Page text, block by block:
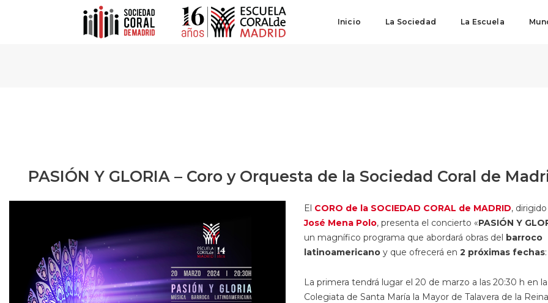
Inicio La Sociedad La Escuela
PASIÓN Y GLORIA – Coro y Orquesta de la Sociedad Coral de
El CORO de la SOCIEDAD CORAL de MADRID,
José Mena Polo, presenta el concierto «PASIÓN Y
un magnífico programa que abordará obras del barroco
latinoamericanoy que ofrecerá en 2 próximas fechas:
La primera tendrá lugar el 20 de marzo a las 20:30 h en la
Colegiata de Santa María la Mayor de Talavera de la